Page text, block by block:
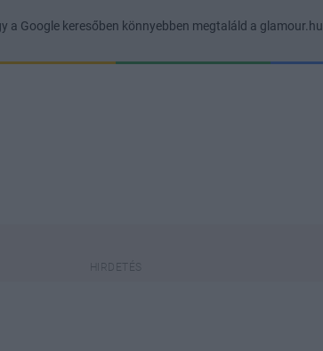
a Google keresőben könnyebben megtaláld a glamour.hu